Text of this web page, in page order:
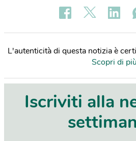
L'autenticità di questa notizia è
Scopri di più
Iscriviti alla